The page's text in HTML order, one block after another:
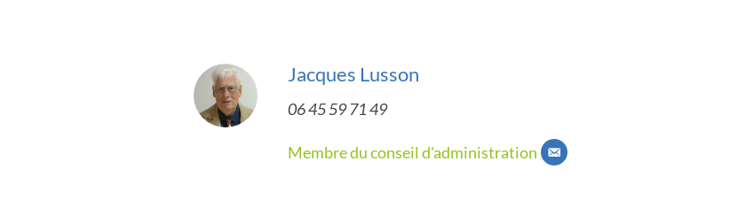
Jacques Lusson
06 45 59 71 49
Membre du conseil d'administration